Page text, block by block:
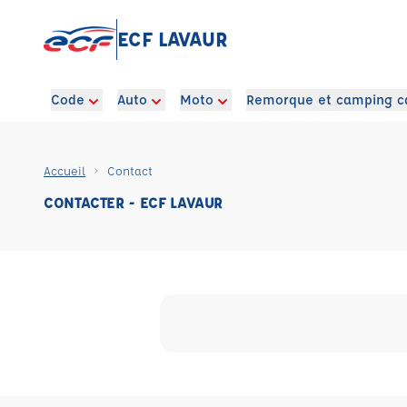
ECF LAVAUR
Code Auto Moto Remorque et camping
Accueil Contact
CONTACTER - ECF LAVAUR